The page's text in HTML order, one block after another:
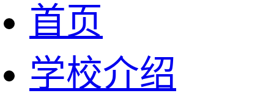
首页
学校介绍